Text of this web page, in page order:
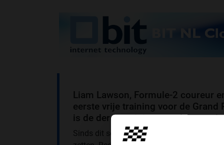
Liam Lawson, Formule-2 coureur
eerste vrije training voor de Grand
is de derde training voor Lawson
Sinds dit seizoen moeten de Formule 1-